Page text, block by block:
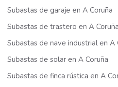
Subastas de garaje en A Coruña
Subastas de trastero en A Coruña
Subastas de nave industrial en A
Subastas de solar en A Coruña
Subastas de finca rústica en A